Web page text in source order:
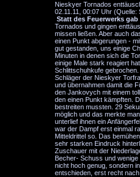
Nieskyer Tornados
02.11.11, 00:07 Uhr
Statt des Feuerwerks
Tornados und gingen
missen ließen. Aber auch
einen Punkt abgerungen -
gut gestanden, uns einige
Minuten in denen sich die
einige Male stark reagiert
Schlittschuhkufe
Schläger der Nieskyer
und übernahmen damit die
den Jankovych mit einem
den einen Punkt kämpften.
bestreiten mussten. 29
möglich und das merkte
unterlief ihnen ein
war der Dampf erst einmal
Mitteldrittel so. Das
sehr starken Eindruck
Zuschauer mit der
Becher- Schuss und
nicht hoch genug, sondern
entschieden, erst recht